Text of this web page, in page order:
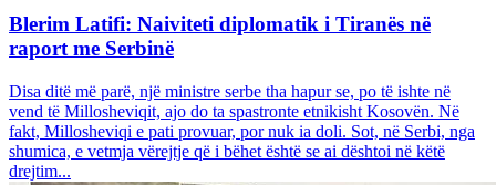
Blerim Latifi: Naiviteti diplomatik i Tiranës në
raport me Serbinë
Disa ditë më parë, një ministre serbe tha hapur se, po të ishte në
vend të Millosheviqit, ajo do ta spastronte etnikisht Kosovën. Në
fakt, Millosheviqi e pati provuar, por nuk ia doli. Sot, në Serbi, nga
shumica, e vetmja vërejtje që i bëhet është se ai dështoi në këtë
drejtim...